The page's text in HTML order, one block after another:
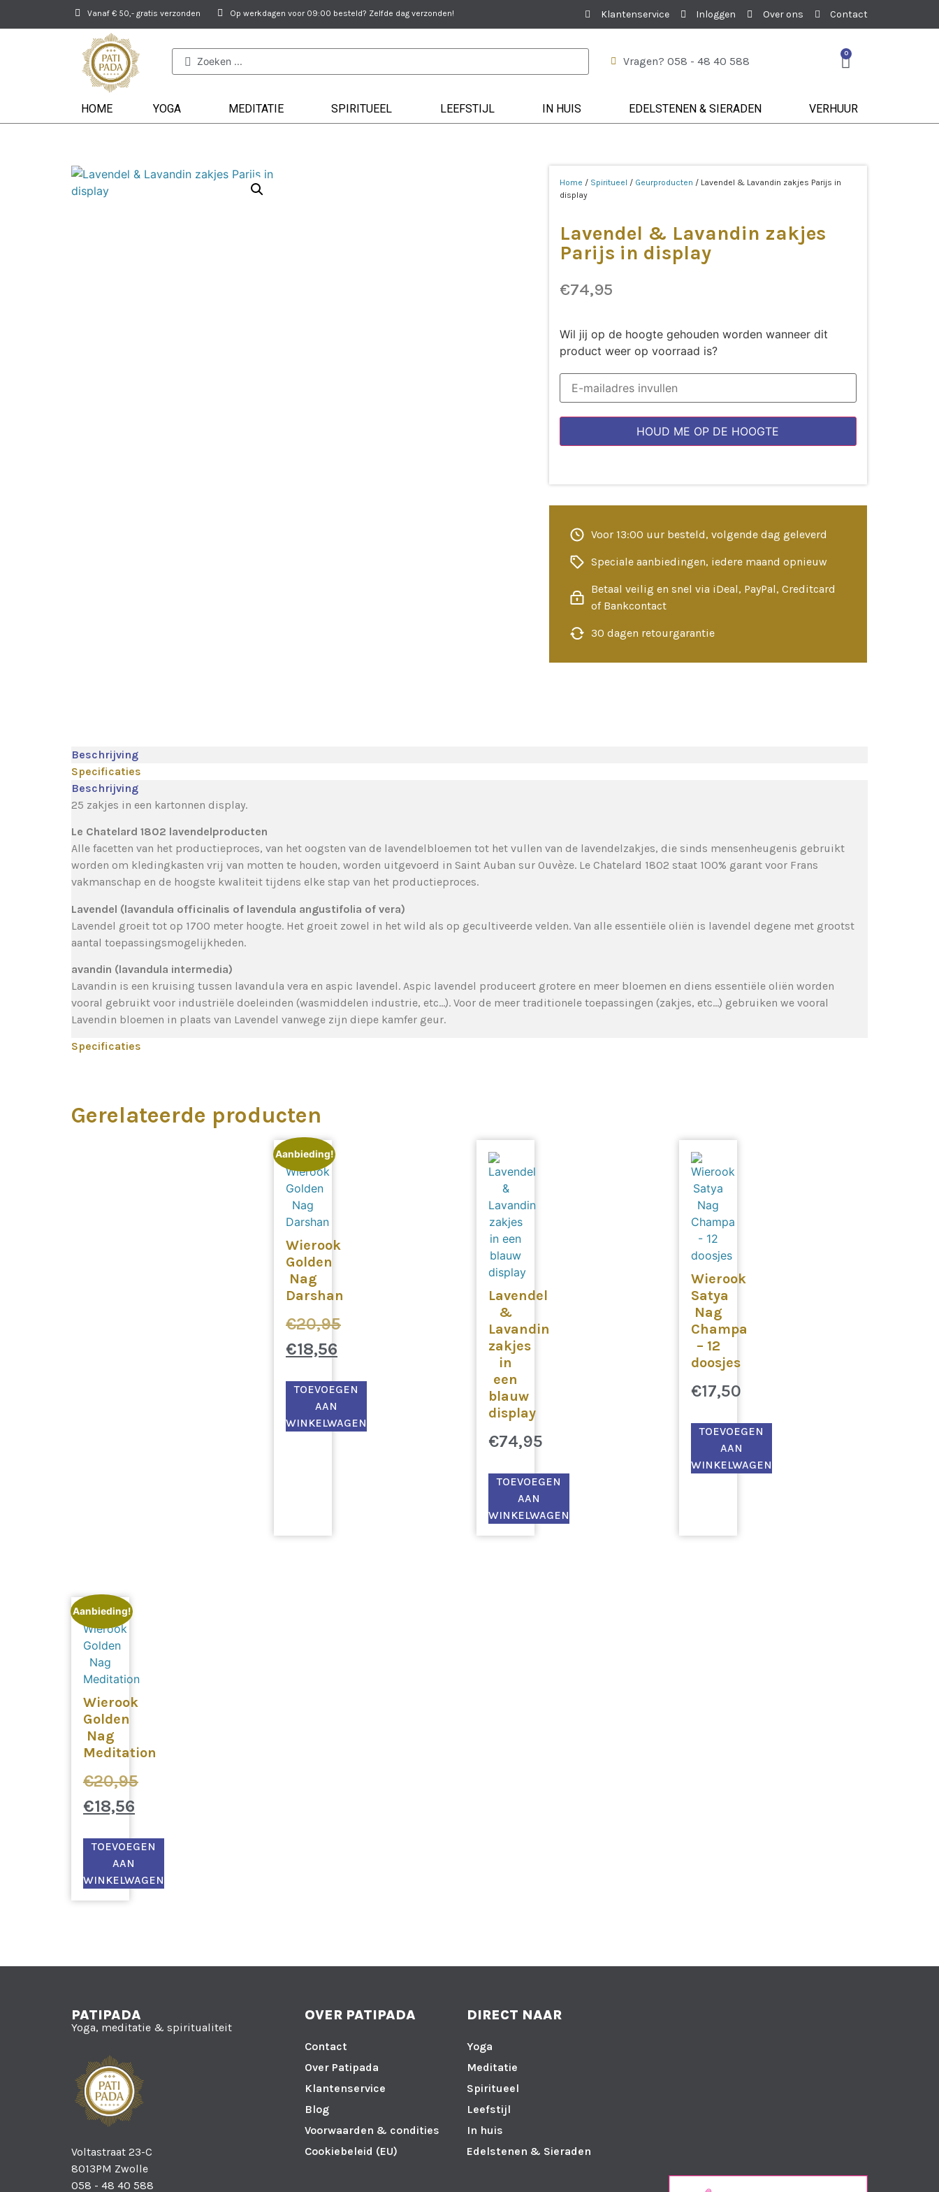
Vanaf € 50,- gratis verzonden Op werkdagen voor 09:00 besteld? Zelfde dag verzonden! Klantenservice Inloggen Over ons Contact
Vragen? 058 - 48 40 588
0
HOME YOGA MEDITATIE SPIRITUEEL LEEFSTIJL IN HUIS EDELSTENEN & SIERADEN VERHUUR
Home / Spiritueel / Geurproducten / Lavendel & Lavandin zakjes Parijs in
display
Lavendel & Lavandin zakjes
Parijs in display
€74,95
Wil jij op de hoogte gehouden worden wanneer dit
product weer op voorraad is?
HOUD ME OP DE HOOGTE
Voor 13:00 uur besteld, volgende dag geleverd
Speciale aanbiedingen, iedere maand opnieuw
Betaal veilig en snel via iDeal, PayPal, Creditcard
of Bankcontact
30 dagen retourgarantie
Beschrijving
Specificaties
Beschrijving
25 zakjes in een kartonnen display.
Le Chatelard 1802 lavendelproducten
Alle facetten van het productieproces, van het oogsten van de lavendelbloemen tot het vullen van de lavendelzakjes, die sinds mensenheugenis gebruikt
worden om kledingkasten vrij van motten te houden, worden uitgevoerd in Saint Auban sur Ouvèze. Le Chatelard 1802 staat 100% garant voor Frans
vakmanschap en de hoogste kwaliteit tijdens elke stap van het productieproces.
Lavendel (lavandula officinalis of lavendula angustifolia of vera)
Lavendel groeit tot op 1700 meter hoogte. Het groeit zowel in het wild als op gecultiveerde velden. Van alle essentiële oliën is lavendel degene met grootst
aantal toepassingsmogelijkheden.
avandin (lavandula intermedia)
Lavandin is een kruising tussen lavandula vera en aspic lavendel. Aspic lavendel produceert grotere en meer bloemen en diens essentiële oliën worden
vooral gebruikt voor industriële doeleinden (wasmiddelen industrie, etc…). Voor de meer traditionele toepassingen (zakjes, etc…) gebruiken we vooral
Lavendin bloemen in plaats van Lavendel vanwege zijn diepe kamfer geur.
Specificaties
Gerelateerde producten
Aanbieding!
Wierook
Golden
Nag
Darshan
€20,95
€18,56
TOEVOEGEN
AAN
WINKELWAGEN
Lavendel
&
Lavandin
zakjes
in
een
blauw
display
€74,95
TOEVOEGEN
AAN
WINKELWAGEN
Wierook
Satya
Nag
Champa
– 12
doosjes
€17,50
TOEVOEGEN
AAN
WINKELWAGEN
Aanbieding!
Wierook
Golden
Nag
Meditation
€20,95
€18,56
TOEVOEGEN
AAN
WINKELWAGEN
PATIPADA
Yoga, meditatie & spiritualiteit
Voltastraat 23-C
8013PM Zwolle
058 - 48 40 588
OVER PATIPADA
Contact
Over Patipada
Klantenservice
Blog
Voorwaarden & condities
Cookiebeleid (EU)
DIRECT NAAR
Yoga
Meditatie
Spiritueel
Leefstijl
In huis
Edelstenen & Sieraden